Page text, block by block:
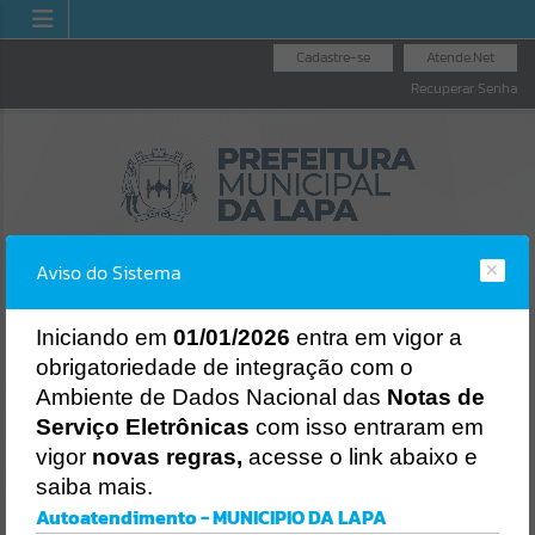
Atende.Net
Cadastre-se
Recuperar Senha
OUVIDORIA GERAL
DO MUNICÍPIO
LICITAÇÕES NOTA FISCAL
ELETRÔNICA
Aviso do Sistema
Iniciando em 01/01/2026 entra em vigor a
obrigatoriedade de integração com o
Ambiente de Dados Nacional das Notas de
Serviço Eletrônicas com isso entraram em
vigor novas regras, acesse o link abaixo e
saiba mais.
Autoatendimento - MUNICIPIO DA LAPA
Erro
Gerenciamento do Sistema
Ocorreu um erro de script: